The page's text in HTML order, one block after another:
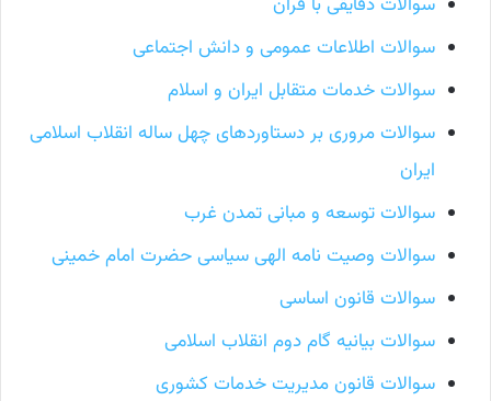
سوالات اطلاعات عمومی و دانش اجتماعی
سوالات خدمات متقابل ایران و اسلام
سوالات مروری بر دستاوردهای چهل ساله انقلاب اسلامی
ایران
سوالات توسعه و مبانی تمدن غرب
سوالات وصیت نامه الهی سیاسی حضرت امام خمینی
سوالات قانون اساسی
سوالات بیانیه گام دوم انقلاب اسلامی
سوالات قانون مدیریت خدمات کشوری